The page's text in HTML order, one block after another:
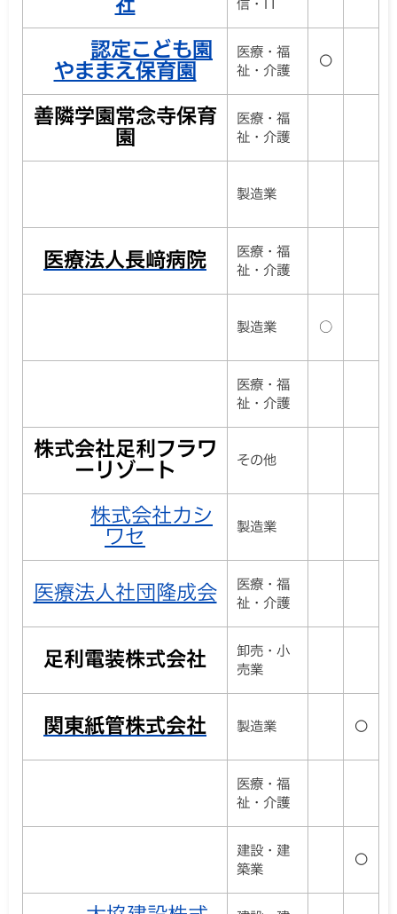
信・IT
認定こども園
やままえ保育園
医療・福
祉・介護
〇
善隣学園常念寺保育
園
医療・福
祉・介護
製造業
医療法人長﨑病院
医療・福
祉・介護
製造業 ○
医療・福
祉・介護
株式会社足利フラワ
ーリゾート
その他
株式会社カシ
ワセ
製造業
医療法人社団隆成会
医療・福
祉・介護
足利電装株式会社
卸売・小
売業
関東紙管株式会社 製造業 〇
医療・福
祉・介護
建設・建
築業
〇